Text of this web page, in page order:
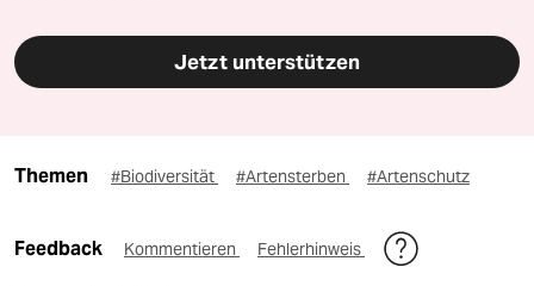
Jetzt unterstützen
Themen #Biodiversität #Artensterben #Artenschutz
Feedback Kommentieren Fehlerhinweis